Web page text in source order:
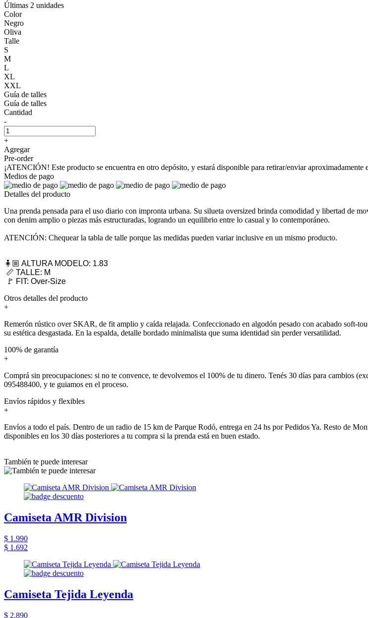
Últimas 2 unidades
Color
Negro
Oliva
Talle
S
M
L
XL
XXL
Guía de talles
Guía de talles
Cantidad
-
+
Agregar
Pre-order
¡ATENCIÓN! Este producto se encuentra en otro depósito, y estará disponible para retirar/enviar aproximadamente
Medios de pago
Detalles del producto
Una prenda pensada para el uso diario con impronta urbana. Su silueta oversized brinda comodidad y libertad de
con denim amplio o piezas más estructuradas, logrando un equilibrio entre lo casual y lo contemporáneo.
ATENCIÓN: Chequear la tabla de talle porque las medidas pueden variar inclusive en un mismo producto.
🧍🏼 ALTURA MODELO: 1.83
📏 TALLE: M
🚩 FIT: Over-Size
Otros detalles del producto
+
Remerón rústico over SKAR, de fit amplio y caída relajada. Confeccionado en algodón pesado con acabado soft-
su estética desgastada. En la espalda, detalle bordado minimalista que suma identidad sin perder versatilidad.
100% de garantía
+
Comprá sin preocupaciones: si no te convence, te devolvemos el 100% de tu dinero. Tenés 30 días para cambios
095488400, y te guiamos en el proceso.
Envíos rápidos y flexibles
+
Envíos a todo el país. Dentro de un radio de 15 km de Parque Rodó, entrega en 24 hs por Pedidos Ya. Resto de
disponibles en los 30 días posteriores a tu compra si la prenda está en buen estado.
También te puede interesar
Camiseta AMR Division
$ 1.990
$ 1.692
Camiseta Tejida Leyenda
$ 2.890